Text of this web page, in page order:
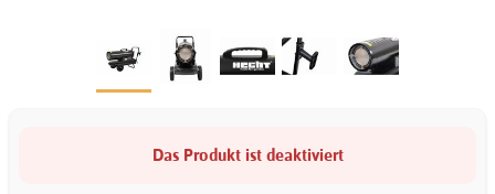
Das Produkt ist deaktiviert